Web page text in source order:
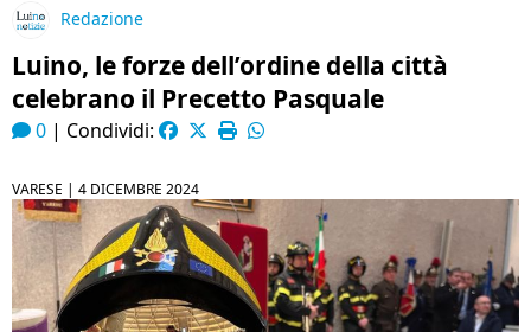
Redazione
Luino, le forze dell’ordine della città
celebrano il Precetto Pasquale
0 | Condividi:
VARESE | 4 DICEMBRE 2024